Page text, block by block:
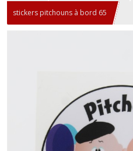
stickers pitchouns à bord 65